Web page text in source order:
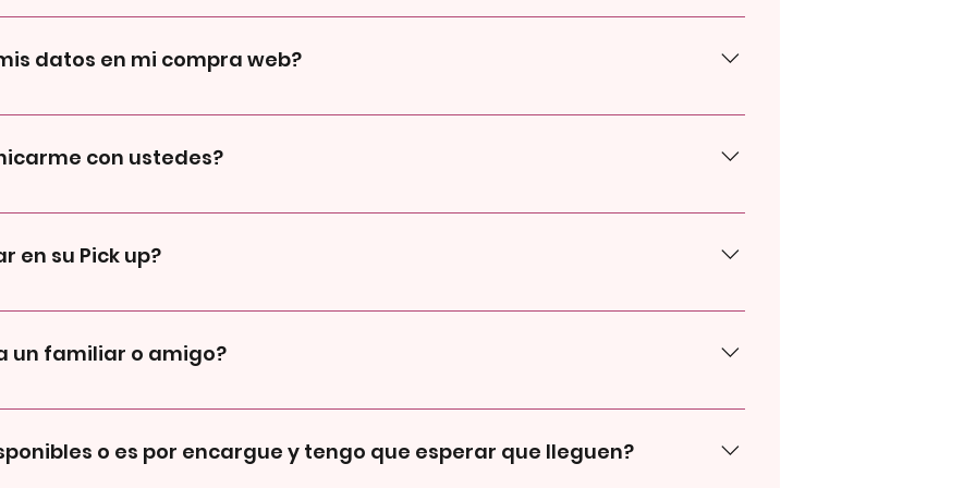
ni pueden probarse, al comprar te garantizamos que nadie se puso lo que compraste!
datos en mi compra web?
es que pongas bien tu nombre, apellido y numero de celular con whatsapp para que podamos
con ustedes?
de la web y en Instagram
en su Pick up?
con previa coordinación, cuando finalizas tu compra, luego de pedirte los datos te va a dar las
Rivera y Soca) Lunes 12:30 - 13:00 Martes 20:30 - 21:00 Miercoles hora puntual a elección
un familiar o amigo?
por Whatsapp contigo, si necesitas que alguien retire tu compra por vos no hay
o es por encargue y tengo que esperar que lleguen?